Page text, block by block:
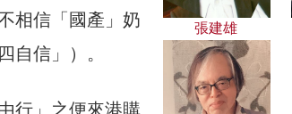
相信「國產」奶
自信」）。
行」之便來港購
張建雄